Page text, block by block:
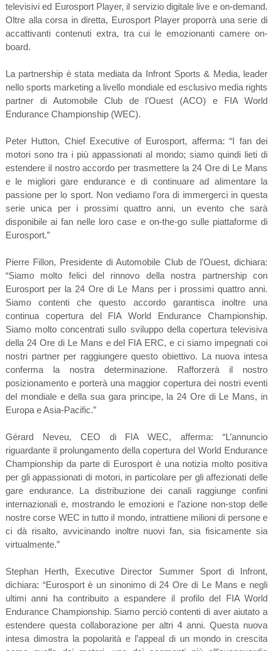
televisivi ed Eurosport Player, il servizio digitale live e on-demand.
Oltre alla corsa in diretta, Eurosport Player proporrà una serie di
accattivanti contenuti extra, tra cui le emozionanti camere on-
board.
La partnership è stata mediata da Infront Sports & Media, leader
nello sports marketing a livello mondiale ed esclusivo media rights
partner di Automobile Club de l’Ouest (ACO) e FIA World
Endurance Championship (WEC).
Peter Hutton, Chief Executive of Eurosport, afferma: “I fan dei
motori sono tra i più appassionati al mondo; siamo quindi lieti di
estendere il nostro accordo per trasmettere la 24 Ore di Le Mans
e le migliori gare endurance e di continuare ad alimentare la
passione per lo sport. Non vediamo l’ora di immergerci in questa
serie unica per i prossimi quattro anni, un evento che sarà
disponibile ai fan nelle loro case e on-the-go sulle piattaforme di
Eurosport.”
Pierre Fillon, Presidente di Automobile Club de l’Ouest, dichiara:
“Siamo molto felici del rinnovo della nostra partnership con
Eurosport per la 24 Ore di Le Mans per i prossimi quattro anni.
Siamo contenti che questo accordo garantisca inoltre una
continua copertura del FIA World Endurance Championship.
Siamo molto concentrati sullo sviluppo della copertura televisiva
della 24 Ore di Le Mans e del FIA ERC, e ci siamo impegnati coi
nostri partner per raggiungere questo obiettivo. La nuova intesa
conferma la nostra determinazione. Rafforzerà il nostro
posizionamento e porterà una maggior copertura dei nostri eventi
del mondiale e della sua gara principe, la 24 Ore di Le Mans, in
Europa e Asia-Pacific.”
Gérard Neveu, CEO di FIA WEC, afferma: “L’annuncio
riguardante il prolungamento della copertura del World Endurance
Championship da parte di Eurosport è una notizia molto positiva
per gli appassionati di motori, in particolare per gli affezionati delle
gare endurance. La distribuzione dei canali raggiunge confini
internazionali e, mostrando le emozioni e l’azione non-stop delle
nostre corse WEC in tutto il mondo, intrattiene milioni di persone e
ci dà risalto, avvicinando inoltre nuovi fan, sia fisicamente sia
virtualmente.”
Stephan Herth, Executive Director Summer Sport di Infront,
dichiara: “Eurosport è un sinonimo di 24 Ore di Le Mans e negli
ultimi anni ha contribuito a espandere il profilo del FIA World
Endurance Championship. Siamo perciò contenti di aver aiutato a
estendere questa collaborazione per altri 4 anni. Questa nuova
intesa dimostra la popolarità e l’appeal di un mondo in crescita